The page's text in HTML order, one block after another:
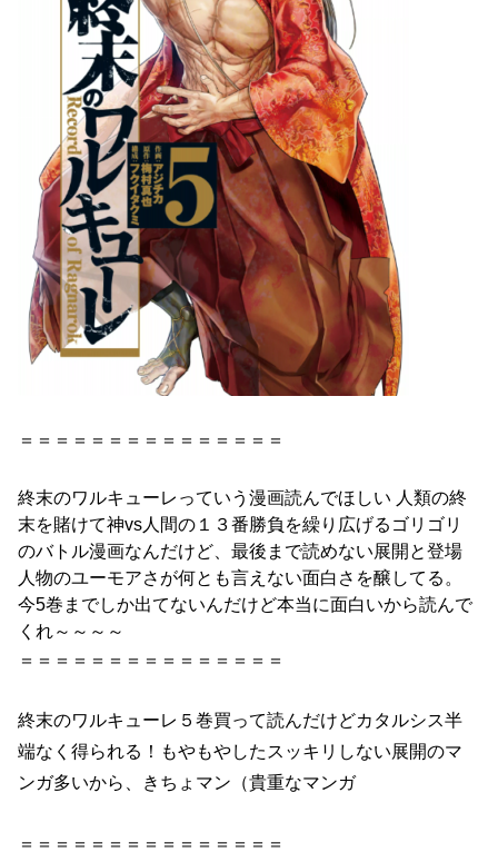
＝＝＝＝＝＝＝＝＝＝＝＝＝＝＝
終末のワルキューレ っていう漫画読んでほしい 人類の終
末を賭けて神vs人間の １３番勝負を繰り広げるゴリゴリ
のバトル漫画なんだけど、最後まで読めない展開と登場
人物のユーモアさが何とも言えない面白さを醸してる。
今5巻 までしか出てないんだけど本当に面白いから読んで
くれ～～～～
＝＝＝＝＝＝＝＝＝＝＝＝＝＝＝
終末のワルキューレ ５巻買って読んだけどカタルシス半
端なく得られる！もやもやしたスッキリしない展開のマ
ンガ多いから、きちょマン（貴重なマンガ
＝＝＝＝＝＝＝＝＝＝＝＝＝＝＝